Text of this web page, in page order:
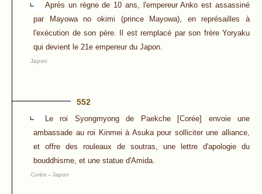
Après un règne de 10 ans, l'empereur Anko est assassiné
par Mayowa no okimi (prince Mayowa), en représailles à
l'exécution de son père. Il est remplacé par son frère Yoryaku
qui devient le 21e empereur du Japon.
Japon
552
Le roi Syongmyong de Paekche [Corée] envoie une
ambassade au roi Kinmei à Asuka pour solliciter une alliance,
et offre des rouleaux de soutras, une lettre d'apologie du
bouddhisme, et une statue d'Amida.
Corée - Japon